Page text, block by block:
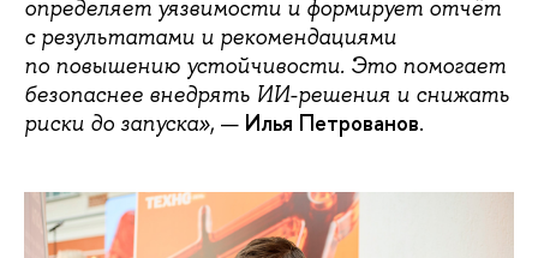
определяет уязвимости и формирует отчёт
с результатами и рекомендациями
по повышению устойчивости. Это помогает
безопаснее внедрять ИИ-решения и снижать
риски до запуска», — Илья Петрованов.